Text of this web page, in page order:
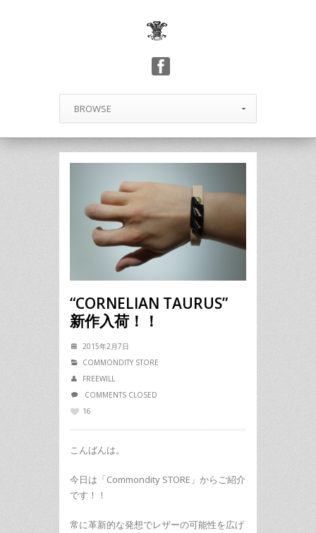
BROWSE
“CORNELIAN TAURUS”
新作入荷！！
2015年2月7日
COMMONDITY STORE
FREEWILL
COMMENTS CLOSED
16
こんばんは。
今日は「Commondity STORE」からご紹介
です！！
常に革新的な発想でレザーの可能性を広げ